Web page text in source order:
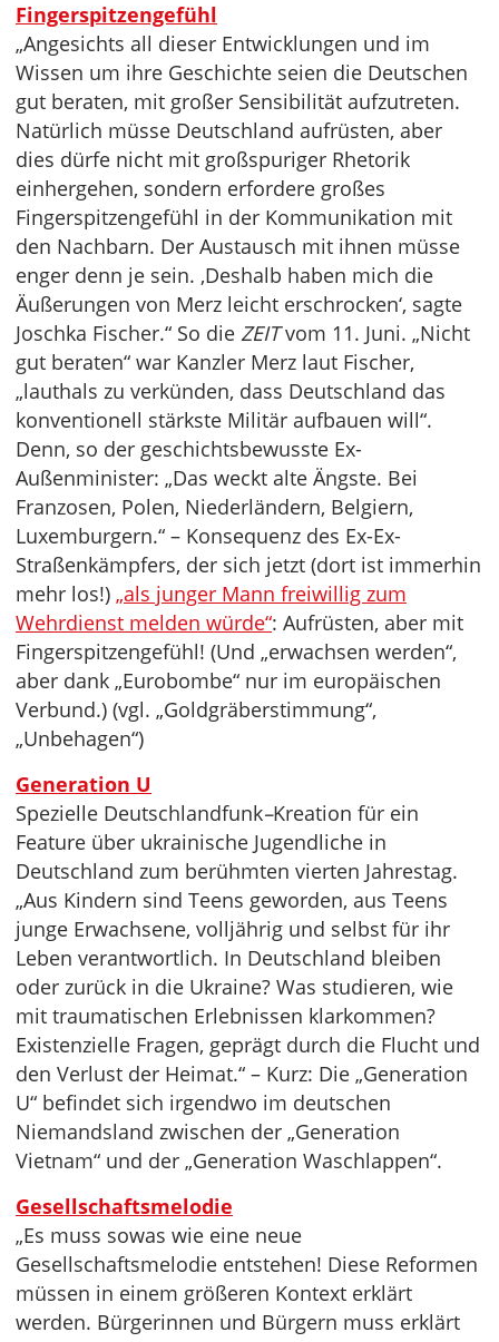
Fingerspitzengefühl
„Angesichts all dieser Entwicklungen und im
Wissen um ihre Geschichte seien die Deutschen
gut beraten, mit großer Sensibilität aufzutreten.
Natürlich müsse Deutschland aufrüsten, aber
dies dürfe nicht mit großspuriger Rhetorik
einhergehen, sondern erfordere großes
Fingerspitzengefühl in der Kommunikation mit
den Nachbarn. Der Austausch mit ihnen müsse
enger denn je sein. ‚Deshalb haben mich die
Äußerungen von Merz leicht erschrocken‘, sagte
Joschka Fischer.“ So die ZEITvom 11. Juni. „Nicht
gut beraten“ war Kanzler Merz laut Fischer,
„lauthals zu verkünden, dass Deutschland das
konventionell stärkste Militär aufbauen will“.
Denn, so der geschichtsbewusste Ex-
Außenminister: „Das weckt alte Ängste. Bei
Franzosen, Polen, Niederländern, Belgiern,
Luxemburgern.“ – Konsequenz des Ex-Ex-
Straßenkämpfers, der sich jetzt (dort ist immerhin
mehr los!) „als junger Mann freiwillig zum
Wehrdienst melden würde“: Aufrüsten, aber mit
Fingerspitzengefühl! (Und „erwachsen werden“,
aber dank „Eurobombe“ nur im europäischen
Verbund.) (vgl. „Goldgräberstimmung“,
„Unbehagen“)
Generation U
Spezielle Deutschlandfunk–Kreation für ein
Feature über ukrainische Jugendliche in
Deutschland zum berühmten vierten Jahrestag.
„Aus Kindern sind Teens geworden, aus Teens
junge Erwachsene, volljährig und selbst für ihr
Leben verantwortlich. In Deutschland bleiben
oder zurück in die Ukraine? Was studieren, wie
mit traumatischen Erlebnissen klarkommen?
Existenzielle Fragen, geprägt durch die Flucht und
den Verlust der Heimat.“ – Kurz: Die „Generation
U“ befindet sich irgendwo im deutschen
Niemandsland zwischen der „Generation
Vietnam“ und der „Generation Waschlappen“.
Gesellschaftsmelodie
„Es muss sowas wie eine neue
Gesellschaftsmelodie entstehen! Diese Reformen
müssen in einem größeren Kontext erklärt
werden. Bürgerinnen und Bürgern muss erklärt